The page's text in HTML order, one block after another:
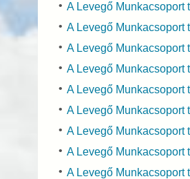
A Levegő Munkacsoport
A Levegő Munkacsoport
A Levegő Munkacsoport
A Levegő Munkacsoport
A Levegő Munkacsoport
A Levegő Munkacsoport
A Levegő Munkacsoport
A Levegő Munkacsoport
A Levegő Munkacsoport